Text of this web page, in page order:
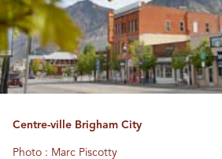
Centre-ville Brigham City
Photo : Marc Piscotty